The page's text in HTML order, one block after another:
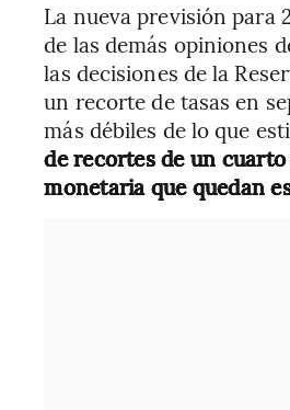
La nueva previsión para
de las demás opiniones
las decisiones de la
un recorte de tasas en
más débiles de lo que
de recortes de un
monetaria que quedan